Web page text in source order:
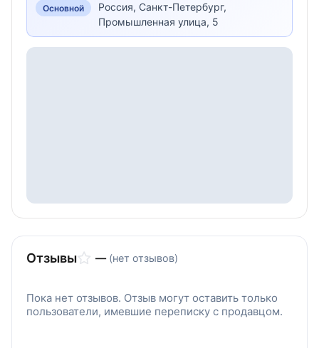
Основной
Россия, Санкт-Петербург,
Промышленная улица, 5
Отзывы — (нет отзывов)
Пока нет отзывов. Отзыв могут оставить только
пользователи, имевшие переписку с продавцом.